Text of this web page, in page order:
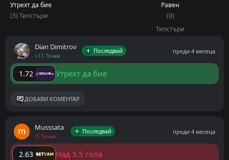
Утрехт да бие
(3) Типстъри
Равен
(0)
Типстъри
Dian Dimitrov
+11 Точки
Последвай преди 4 месеца
1.72 Утрехт да бие
ДОБАВИ КОМЕНТАР
Musssata
-5 Точки
Последвай преди 4 месеца
2.63 Над 3.5 гола